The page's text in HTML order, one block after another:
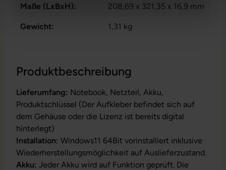
Produktbeschreibung
Lieferumfang: Notebook, Netzteil, Akku,
Produktschlüssel (Der Aufkleber befindet sich auf
dem Gehäuse oder die Lizenz ist bereits digital
hinterlegt)
Installation: Windows11 64Bit vorinstalliert inklusive
Wiederherstellungsmöglichkeit auf Auslieferzustand.
Akku: Jeder Akku wird auf Funktion geprüft. Die
Maße (LxBxH): 208,69 x 321,35 x 16,9 mm
Gewicht: 1,31 kg